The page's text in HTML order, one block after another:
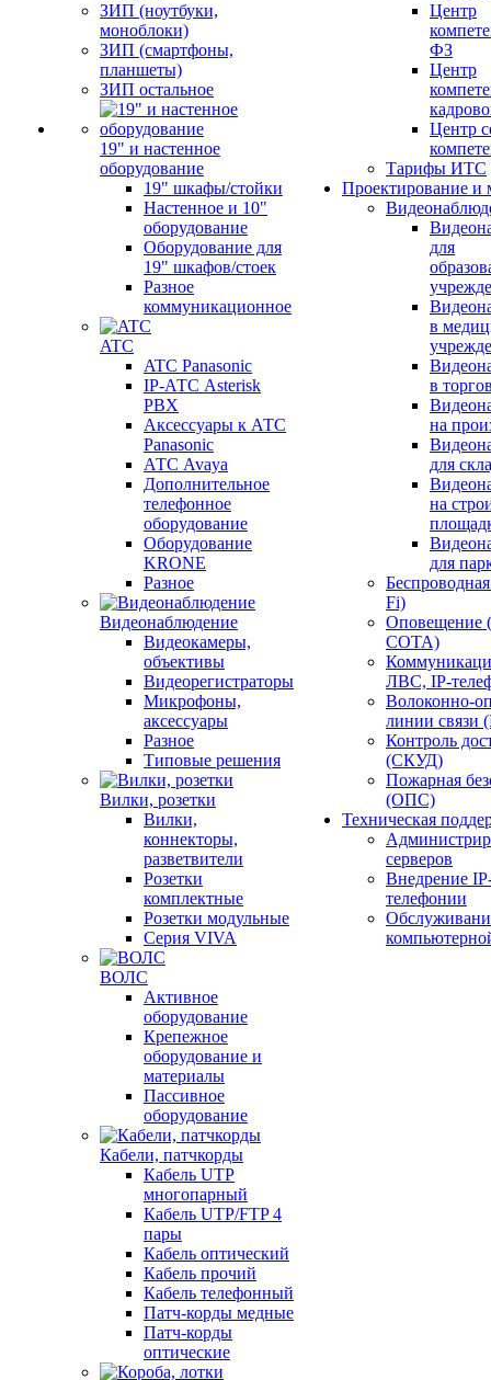
ЗИП (ноутбуки,
моноблоки)
ЗИП (смартфоны,
планшеты)
ЗИП остальное
19" и настенное
оборудование
19" шкафы/стойки
Настенное и 10"
оборудование
Оборудование для
19" шкафов/стоек
Разное
коммуникационное
ATC
ATC Panasonic
IP-АТС Asterisk
PBX
Аксессуары к АТС
Panasonic
АТС Avaya
Дополнительное
телефонное
оборудование
Оборудование
KRONE
Разное
Видеонаблюдение
Видеокамеры,
объективы
Видеорегистраторы
Микрофоны,
аксессуары
Разное
Типовые решения
Вилки, розетки
Вилки,
коннекторы,
разветвители
Розетки
комплектные
Розетки модульные
Серия VIVA
ВОЛС
Активное
оборудование
Крепежное
оборудование и
материалы
Пассивное
оборудование
Кабели, патчкорды
Кабель UTP
многопарный
Кабель UTP/FTP 4
пары
Кабель оптический
Кабель прочий
Кабель телефонный
Патч-корды медные
Патч-корды
оптические
Центр
ФЗ
Центр
Центр
Тарифы ИТС
Проектирование и
для
в
в
на
для
на
для
Fi)
СОТА)
ЛВС, IP-
Волоконно-
линии
Контроль
(СКУД)
Пожарная
(ОПС)
Техническая
серверов
Внедрение
телефонии